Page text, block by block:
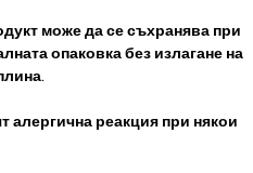
може да се съхранява при
опаковка без излагане на
алергична реакция при някои